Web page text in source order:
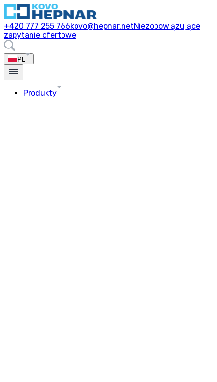
+420 777 255 766kovo@hepnar.netNiezobowiązujące
zapytanie ofertowe
PL
Produkty